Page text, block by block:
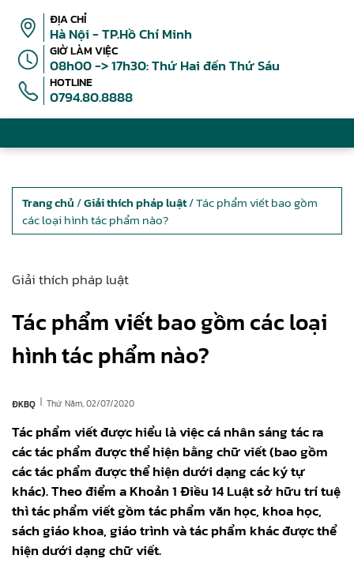
ĐỊA CHỈ
Hà Nội - TP.Hồ Chí Minh
GIỜ LÀM VIỆC
08h00 -> 17h30: Thứ Hai đến Thứ Sáu
HOTLINE
0794.80.8888
Trang chủ /Giải thích pháp luật/ Tác phẩm viết bao gồm
các loại hình tác phẩm nào?
Giải thích pháp luật
Tác phẩm viết bao gồm các loại
hình tác phẩm nào?
ĐKBQ | Thứ Năm, 02/07/2020
Tác phẩm viết được hiểu là việc cá nhân sáng tác ra
các tác phẩm được thể hiện bằng chữ viết (bao gồm
các tác phẩm được thể hiện dưới dạng các ký tự
khác). Theo điểm a Khoản 1 Điều 14 Luật sở hữu trí tuệ
thì tác phẩm viết gồm tác phẩm văn học, khoa học,
sách giáo khoa, giáo trình và tác phẩm khác được thể
hiện dưới dạng chữ viết.